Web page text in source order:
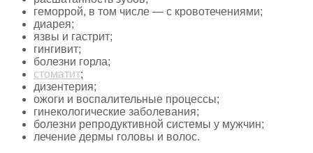
геморрой, в том числе — с кровотечениями;
диарея;
язвы и гастрит;
гингивит;
болезни горла;
стоматит;
дизентерия;
ожоги и воспалительные процессы;
гинекологические заболевания;
болезни репродуктивной системы у мужчин;
лечение дермы головы и волос.